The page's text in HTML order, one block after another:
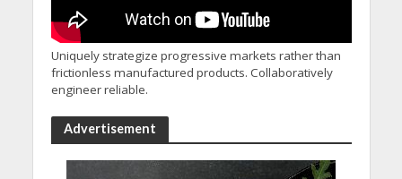
Uniquely strategize progressive markets rather than
frictionless manufactured products. Collaboratively
engineer reliable.
Advertisement